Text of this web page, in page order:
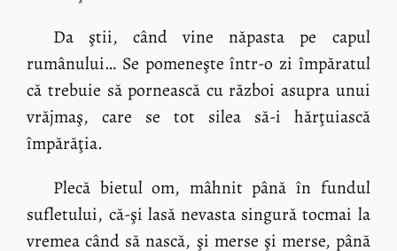
Da ştii, când vine năpasta pe capul
rumânului… Se pomeneşte într-o zi împăratul
că trebuie să pornească cu război asupra unui
vrăjmaş, care se tot silea să-i hărţuiască
împărăţia.
Plecă bietul om, mâhnit până în fundul
sufletului, că-şi lasă nevasta singură tocmai la
vremea când să nască, şi merse şi merse, până